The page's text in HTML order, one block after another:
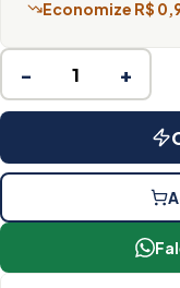
Economize R$
− +